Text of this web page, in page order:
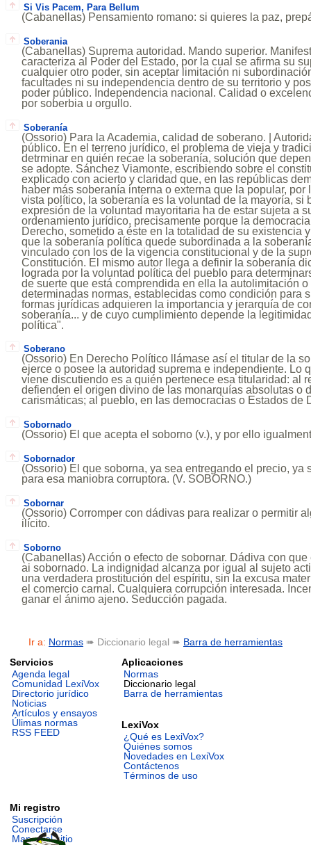
Si Vis Pacem, Para Bellum
(Cabanellas) Pensamiento romano: si quieres la paz,
Soberania
(Cabanellas) Suprema autoridad. Mando superior.
caracteriza al Poder del Estado, por la cual se afirma su
cualquier otro poder, sin aceptar limitación ni
facultades ni su independencia dentro de su territorio y
poder público. Independencia nacional. Calidad o
por soberbia u orgullo.
Soberanía
(Ossorio) Para la Academia, calidad de soberano. |
público. En el terreno jurídico, el problema de vieja y
detrminar en quién recae la soberanía, solución que
se adopte. Sánchez Viamonte, escribiendo sobre el
explicado con acierto y claridad que, en las repúblicas
haber más soberanía interna o externa que la popular,
vista político, la soberanía es la voluntad de la mayoría, si
expresión de la voluntad mayoritaria ha de estar sujeta a
ordenamiento jurídico, precisamente porque la
Derecho, sometido a éste en la totalidad de su existencia
que la soberanía política quede subordinada a la
vinculado con los de la vigencia constitucional y de la
Constitución. El mismo autor llega a definir la soberanía
lograda por la voluntad política del pueblo para
de suerte que está comprendida en ella la autolimitación
determinadas normas, establecidas como condición para
formas jurídicas adquieren la importancia y jerarquía de
soberanía... y de cuyo cumplimiento depende la
política".
Soberano
(Ossorio) En Derecho Político llámase así el titular de la
ejerce o posee la autoridad suprema e independiente. Lo
viene discutiendo es a quién pertenece esa titularidad: al
defienden el origen divino de las monarquías absolutas o
carismáticas; al pueblo, en las democracias o Estados de
Sobornado
(Ossorio) El que acepta el soborno (v.), y por ello
Sobornador
(Ossorio) El que soborna, ya sea entregando el precio, ya
para esa maniobra corruptora. (V. SOBORNO.)
Sobornar
(Ossorio) Corromper con dádivas para realizar o permitir
ilícito.
Soborno
(Cabanellas) Acción o efecto de sobornar. Dádiva con
ai sobornado. La indignidad alcanza por igual al sujeto
una verdadera prostitución del espíritu, sin la excusa
el comercio carnal. Cualquiera corrupción interesada.
ganar el ánimo ajeno. Seducción pagada.
Ir a: Normas ➠ Diccionario legal ➠ Barra de herramientas
Servicios
Agenda legal
Comunidad LexiVox
Directorio jurídico
Noticias
Artículos y ensayos
Úlimas normas
RSS FEED
Aplicaciones
Normas
Diccionario legal
Barra de herramientas
LexiVox
¿Qué es LexiVox?
Quiénes somos
Novedades en LexiVox
Contáctenos
Términos de uso
Mi registro
Suscripción
Conectarse
Mapa del sitio